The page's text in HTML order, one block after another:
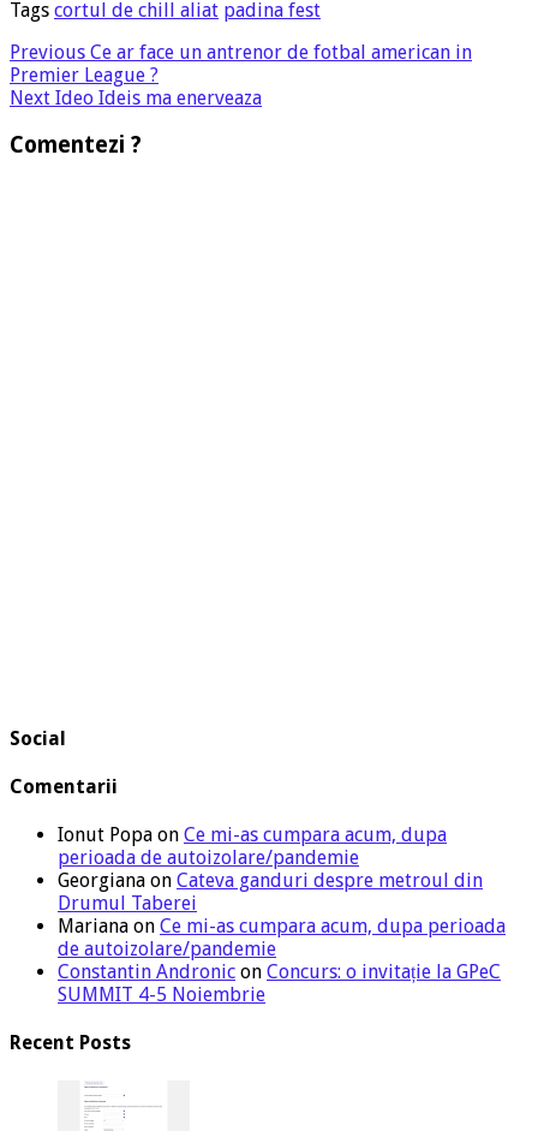
Tags cortul de chill aliat padina fest
Previous Ce ar face un antrenor de fotbal american in
Premier League ?
Next Ideo Ideis ma enerveaza
Comentezi ?
Social
Comentarii
Ionut Popa on Ce mi-as cumpara acum, dupa
perioada de autoizolare/pandemie
Georgiana on Cateva ganduri despre metroul din
Drumul Taberei
Mariana on Ce mi-as cumpara acum, dupa perioada
de autoizolare/pandemie
Constantin Andronic on Concurs: o invitație la GPeC
SUMMIT 4-5 Noiembrie
Recent Posts